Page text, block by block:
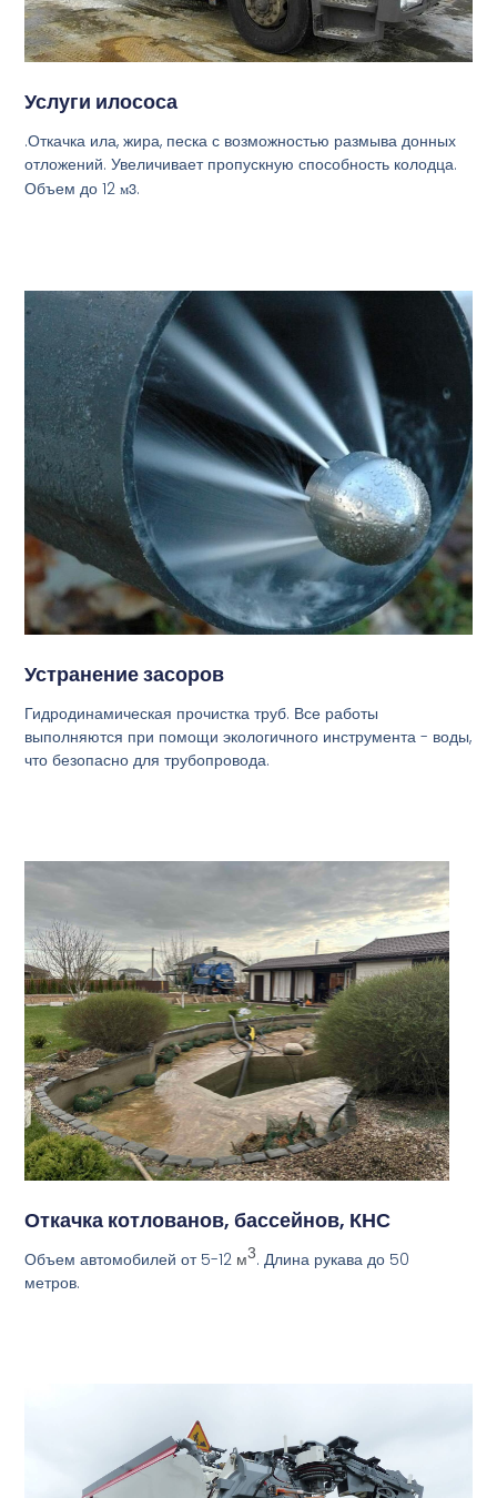
Услуги илососа
.Откачка ила, жира, песка с возможностью размыва донных
отложений. Увеличивает пропускную способность колодца.
Объем до 12м3.
Устранение засоров
Гидродинамическая прочистка труб. Все работы
выполняются при помощи экологичного инструмента - воды,
что безопасно для трубопровода.
Откачка котлованов, бассейнов, КНС
Объем автомобилей от 5-12 м3. Длина рукава до 50
метров.